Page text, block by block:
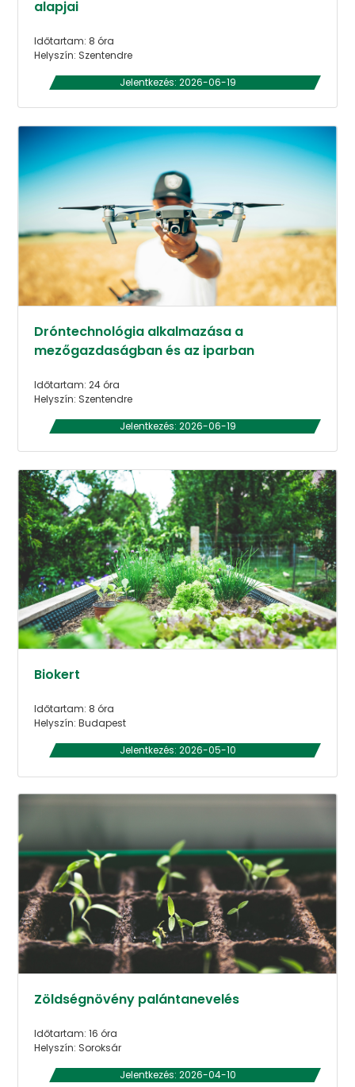
alapjai
Időtartam: 8 óra
Helyszín: Szentendre
Jelentkezés: 2026-06-19
Dróntechnológia alkalmazása a
mezőgazdaságban és az iparban
Időtartam: 24 óra
Helyszín: Szentendre
Jelentkezés: 2026-06-19
Biokert
Időtartam: 8 óra
Helyszín: Budapest
Jelentkezés: 2026-05-10
Zöldségnövény palántanevelés
Időtartam: 16 óra
Helyszín: Soroksár
Jelentkezés: 2026-04-10